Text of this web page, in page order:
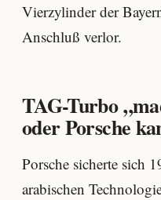
Vierzylinder der
Anschluß verlor.
TAG-Turbo
oder Porsche
Porsche sicherte sich
arabischen